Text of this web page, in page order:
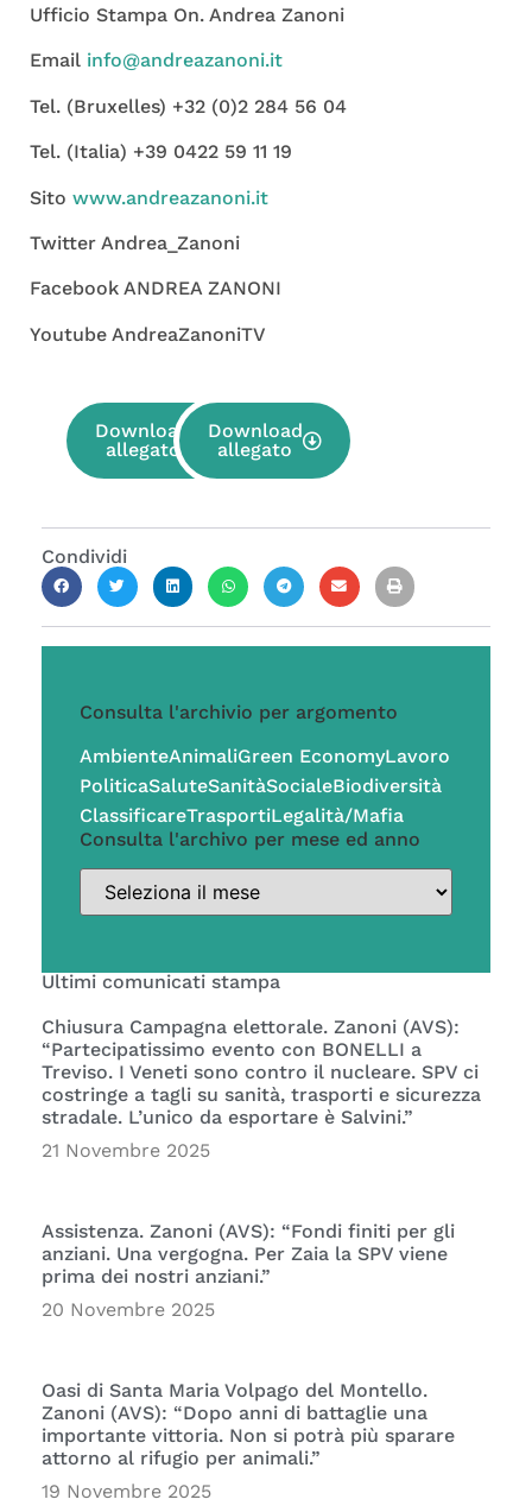
Ufficio Stampa On. Andrea Zanoni
Email info@andreazanoni.it
Tel. (Bruxelles) +32 (0)2 284 56 04
Tel. (Italia) +39 0422 59 11 19
Sito www.andreazanoni.it
Twitter Andrea_Zanoni
Facebook ANDREA ZANONI
Youtube AndreaZanoniTV
Download
allegato
Download
allegato
Condividi
Consulta l'archivio per argomento
AmbienteAnimaliGreen EconomyLavoro
PoliticaSaluteSanitàSocialeBiodiversità
ClassificareTrasportiLegalità/Mafia
Consulta l'archivo per mese ed anno
Ultimi comunicati stampa
Chiusura Campagna elettorale. Zanoni (AVS):
“Partecipatissimo evento con BONELLI a
Treviso. I Veneti sono contro il nucleare. SPV ci
costringe a tagli su sanità, trasporti e sicurezza
stradale. L’unico da esportare è Salvini.”
21 Novembre 2025
Assistenza. Zanoni (AVS): “Fondi finiti per gli
anziani. Una vergogna. Per Zaia la SPV viene
prima dei nostri anziani.”
20 Novembre 2025
Oasi di Santa Maria Volpago del Montello.
Zanoni (AVS): “Dopo anni di battaglie una
importante vittoria. Non si potrà più sparare
attorno al rifugio per animali.”
19 Novembre 2025